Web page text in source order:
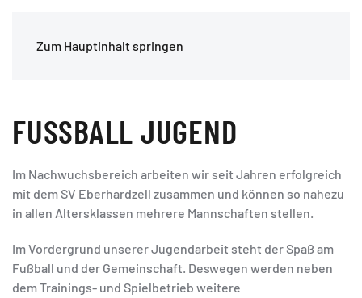
Zum Hauptinhalt springen
FUSSBALL JUGEND
Im Nachwuchsbereich arbeiten wir seit Jahren erfolgreich
mit dem SV Eberhardzell zusammen und können so nahezu
in allen Altersklassen mehrere Mannschaften stellen.
Im Vordergrund unserer Jugendarbeit steht der Spaß am
Fußball und der Gemeinschaft. Deswegen werden neben
dem Trainings- und Spielbetrieb weitere